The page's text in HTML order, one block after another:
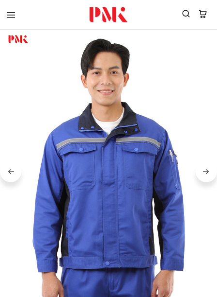
PMK
Polomaker
สินค้า
สร้าง
แบรนด์
ยูนิฟอร์ม
พร้อม
โลโก้
ผู้
ยูนิฟอร์ม
บริษัท
มาตรฐาน
ISO9001
อุตสาหกรรม
เขียว
ระดับ
ที่2